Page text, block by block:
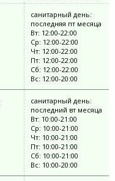
санитарный день:
последняя пт месяца
Вт: 12:00-22:00
Ср: 12:00-22:00
Чт: 12:00-22:00
Пт: 12:00-22:00
Сб: 12:00-22:00
Вс: 12:00-20:00
санитарный день:
последний вт месяца
Вт: 10:00-21:00
Ср: 10:00-21:00
Чт: 10:00-21:00
Пт: 10:00-21:00
Сб: 10:00-21:00
Вс: 10:00-20:00